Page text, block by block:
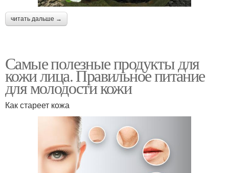
читать дальше →
Самые полезные продукты для
кожи лица. Правильное питание
для молодости кожи
Как стареет кожа